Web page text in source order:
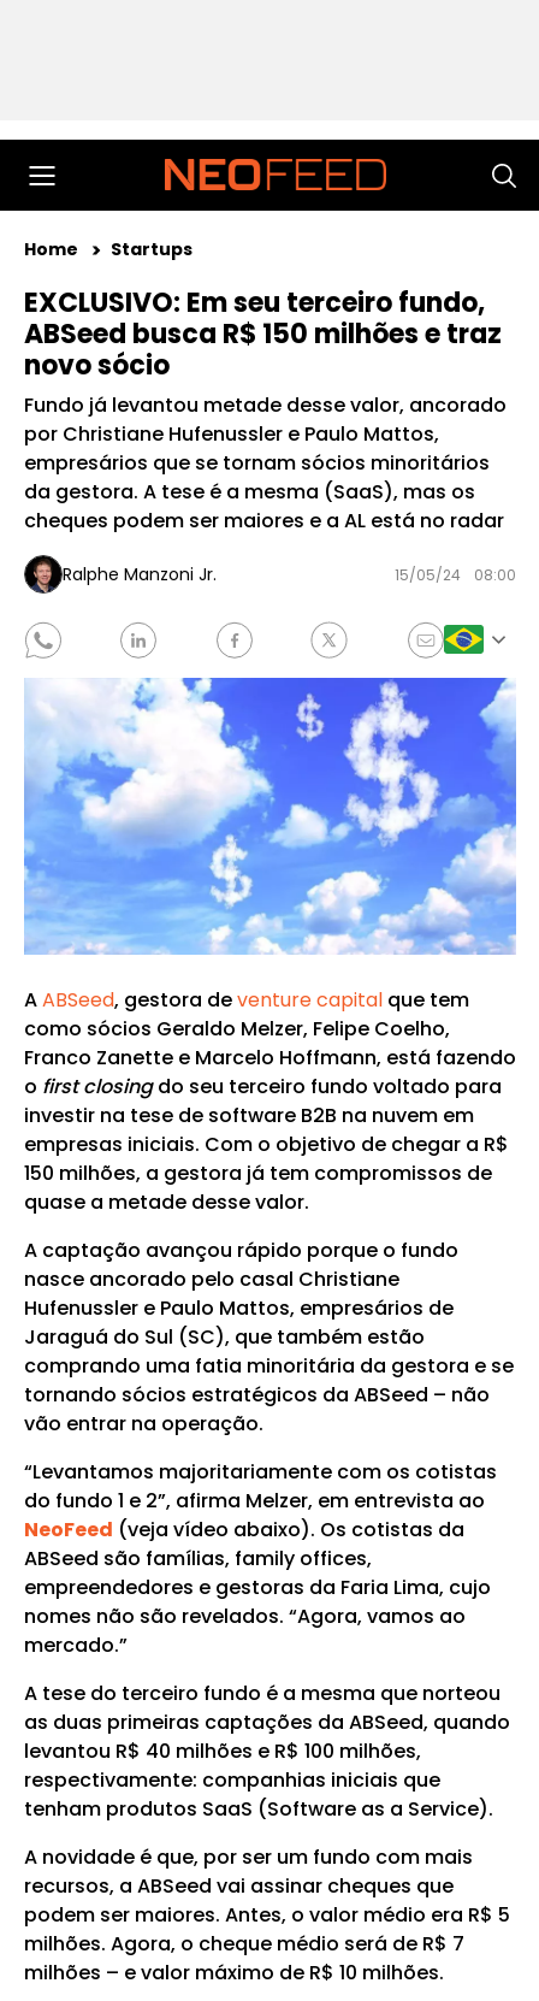
Home Startups
EXCLUSIVO: Em seu terceiro fundo,
ABSeed busca R$ 150 milhões e traz
novo sócio
Fundo já levantou metade desse valor, ancorado
por Christiane Hufenussler e Paulo Mattos,
empresários que se tornam sócios minoritários
da gestora. A tese é a mesma (SaaS), mas os
cheques podem ser maiores e a AL está no radar
Ralphe Manzoni Jr. 15/05/24 08:00
AABSeed, gestora deventure capitalque tem
como sócios Geraldo Melzer, Felipe Coelho,
Franco Zanette e Marcelo Hoffmann, está fazendo
o first closingdo seu terceiro fundo voltado para
investir na tese de software B2B na nuvem em
empresas iniciais. Com o objetivo de chegar a R$
150 milhões, a gestora já tem compromissos de
quase a metade desse valor.
A captação avançou rápido porque o fundo
nasce ancorado pelo casal Christiane
Hufenussler e Paulo Mattos, empresários de
Jaraguá do Sul (SC), que também estão
comprando uma fatia minoritária da gestora e se
tornando sócios estratégicos da ABSeed – não
vão entrar na operação.
“Levantamos majoritariamente com os cotistas
do fundo 1 e 2”, afirma Melzer, em entrevista ao
NeoFeed (veja vídeo abaixo). Os cotistas da
ABSeed são famílias, family offices,
empreendedores e gestoras da Faria Lima, cujo
nomes não são revelados. “Agora, vamos ao
mercado.”
A tese do terceiro fundo é a mesma que norteou
as duas primeiras captações da ABSeed, quando
levantou R$ 40 milhões e R$ 100 milhões,
respectivamente: companhias iniciais que
tenham produtos SaaS (Software as a Service).
A novidade é que, por ser um fundo com mais
recursos, a ABSeed vai assinar cheques que
podem ser maiores. Antes, o valor médio era R$ 5
milhões. Agora, o cheque médio será de R$ 7
milhões – e valor máximo de R$ 10 milhões.